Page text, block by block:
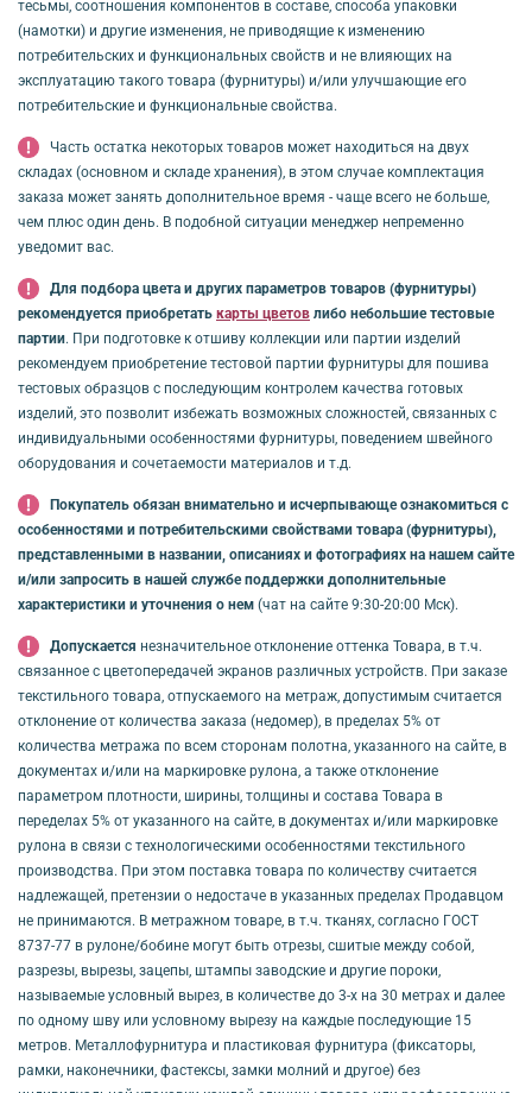
тесьмы, соотношения компонентов в составе, способа упаковки
(намотки) и другие изменения, не приводящие к изменению
потребительских и функциональных свойств и не влияющих на
эксплуатацию такого товара (фурнитуры) и/или улучшающие его
потребительские и функциональные свойства.
Часть остатка некоторых товаров может находиться на двух
складах (основном и складе хранения), в этом случае комплектация
заказа может занять дополнительное время - чаще всего не больше,
чем плюс один день. В подобной ситуации менеджер непременно
уведомит вас.
Для подбора цвета и других параметров товаров (фурнитуры)
рекомендуется приобретать карты цветов либо небольшие тестовые
партии. При подготовке к отшиву коллекции или партии изделий
рекомендуем приобретение тестовой партии фурнитуры для пошива
тестовых образцов с последующим контролем качества готовых
изделий, это позволит избежать возможных сложностей, связанных с
индивидуальными особенностями фурнитуры, поведением швейного
оборудования и сочетаемости материалов и т.д.
Покупатель обязан внимательно и исчерпывающе ознакомиться с
особенностями и потребительскими свойствами товара (фурнитуры),
представленными в названии, описаниях и фотографиях на нашем сайте
и/или запросить в нашей службе поддержки дополнительные
характеристики и уточнения о нем (чат на сайте 9:30-20:00 Мск).
Допускается незначительное отклонение оттенка Товара, в т.ч.
связанное с цветопередачей экранов различных устройств. При заказе
текстильного товара, отпускаемого на метраж, допустимым считается
отклонение от количества заказа (недомер), в пределах 5% от
количества метража по всем сторонам полотна, указанного на сайте, в
документах и/или на маркировке рулона, а также отклонение
параметром плотности, ширины, толщины и состава Товара в
переделах 5% от указанного на сайте, в документах и/или маркировке
рулона в связи с технологическими особенностями текстильного
производства. При этом поставка товара по количеству считается
надлежащей, претензии о недостаче в указанных пределах Продавцом
не принимаются. В метражном товаре, в т.ч. тканях, согласно ГОСТ
8737-77 в рулоне/бобине могут быть отрезы, сшитые между собой,
разрезы, вырезы, зацепы, штампы заводские и другие пороки,
называемые условный вырез, в количестве до 3-х на 30 метрах и далее
по одному шву или условному вырезу на каждые последующие 15
метров. Металлофурнитура и пластиковая фурнитура (фиксаторы,
рамки, наконечники, фастексы, замки молний и другое) без